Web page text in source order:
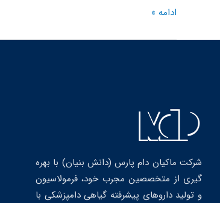
ادامه »
شرکت ماکیان دام پارس (دانش بنیان) با بهره
گیری از متخصصین مجرب خود، فرمولاسیون
و تولید داروهای پیشرفته گیاهی دامپزشکی با